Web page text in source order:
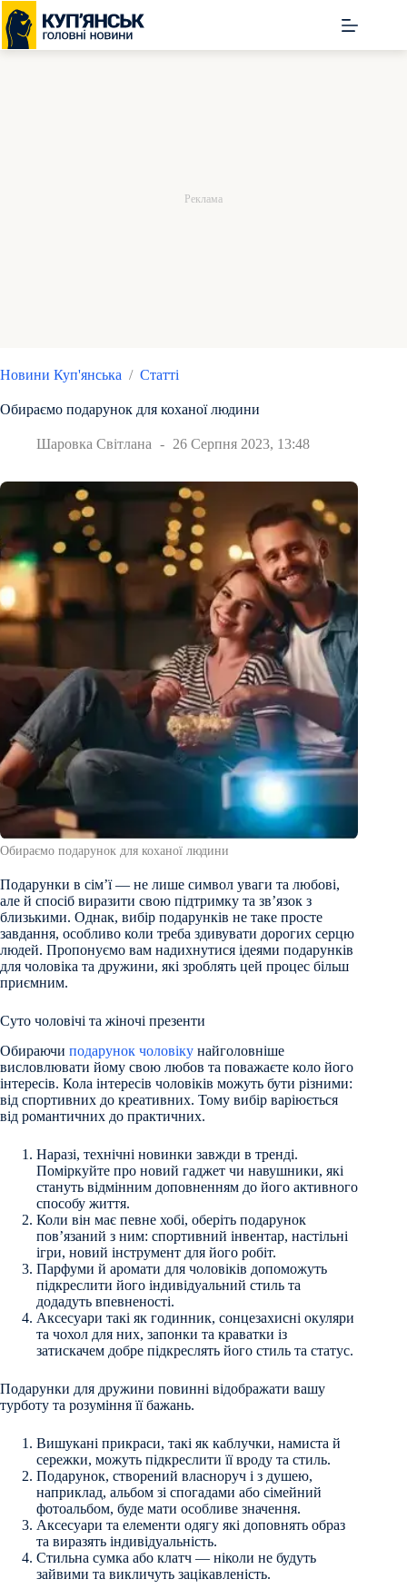
Перейти
до
вмісту
Новини Куп'янська / Статті
Обираємо подарунок для коханої людини
Шаровка Світлана 26 Серпня 2023, 13:48
Обираємо подарунок для коханої людини
Подарунки в сім’ї — не лише символ уваги та любові,
але й спосіб виразити свою підтримку та зв’язок з
близькими. Однак, вибір подарунків не таке просте
завдання, особливо коли треба здивувати дорогих серцю
людей. Пропонуємо вам надихнутися ідеями подарунків
для чоловіка та дружини, які зроблять цей процес більш
приємним.
Суто чоловічі та жіночі презенти
Обираючи подарунок чоловіку найголовніше
висловлювати йому свою любов та поважаєте коло його
інтересів. Кола інтересів чоловіків можуть бути різними:
від спортивних до креативних. Тому вибір варіюється
від романтичних до практичних.
Наразі, технічні новинки завжди в тренді.
Поміркуйте про новий гаджет чи навушники, які
стануть відмінним доповненням до його активного
способу життя.
Коли він має певне хобі, оберіть подарунок
пов’язаний з ним: спортивний інвентар, настільні
ігри, новий інструмент для його робіт.
Парфуми й аромати для чоловіків допоможуть
підкреслити його індивідуальний стиль та
додадуть впевненості.
Аксесуари такі як годинник, сонцезахисні окуляри
та чохол для них, запонки та краватки із
затискачем добре підкреслять його стиль та статус.
Подарунки для дружини повинні відображати вашу
турботу та розуміння її бажань.
Вишукані прикраси, такі як каблучки, намиста й
сережки, можуть підкреслити її вроду та стиль.
Подарунок, створений власноруч і з душею,
наприклад, альбом зі спогадами або сімейний
фотоальбом, буде мати особливе значення.
Аксесуари та елементи одягу які доповнять образ
та виразять індивідуальність.
Стильна сумка або клатч — ніколи не будуть
зайвими та викличуть зацікавленість.